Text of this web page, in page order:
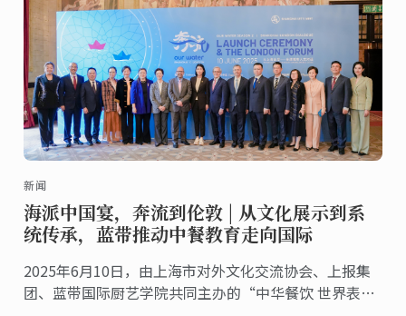
新闻
海派中国宴，奔流到伦敦 | 从文化展示到系
统传承，蓝带推动中餐教育走向国际
2025年6月10日，由上海市对外文化交流协会、上报集
团、蓝带国际厨艺学院共同主办的“中华餐饮 世界表达